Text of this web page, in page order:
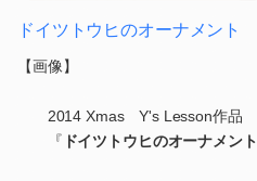
ドイツトウヒのオーナメント
【画像】
2014 Xmas Y's Lesson作品
『 ドイツトウヒのオーナメント